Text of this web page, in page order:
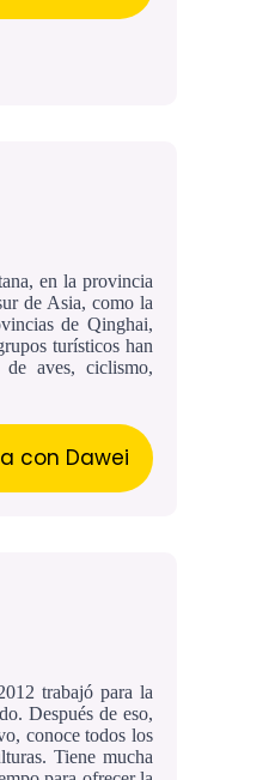
en la provincia
de Asia, como la
de Qinghai,
turísticos han
aves, ciclismo,
con Dawei
trabajó para la
Después de eso,
conoce todos los
Tiene mucha